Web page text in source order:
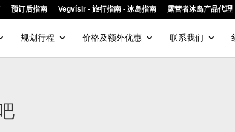
预订后指南 Vegvísir - 旅行指南 - 冰岛指南 露营者冰岛产品代理
规划行程 价格及额外优惠 联系我们